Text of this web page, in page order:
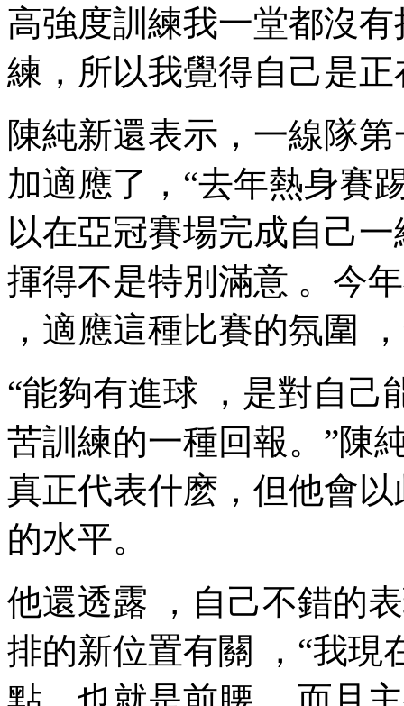
高強度訓練我一堂都沒有
練，所以我覺得自己是
陳純新還表示，一線
加適應了，“去年熱身賽
以在亞冠賽場完成自己一
揮得不是特別滿意  。
，適應這種比賽的氛圍 
“能夠有進球 ，是對自
苦訓練的一種回報。”
真正代表什麽，但他會
的水平 。
他還透露 ，自己不錯
排的新位置有關  ，“